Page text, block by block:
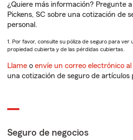
¿Quiere más información? Pregunte
Pickens, SC sobre una cotización de
personal.
1. Por favor, consulte su póliza de seguro para ver
propiedad cubierta y de las pérdidas cubiertas.
Llame o envíe un correo electrónico
una cotización de seguro de artículos
Seguro de negocios